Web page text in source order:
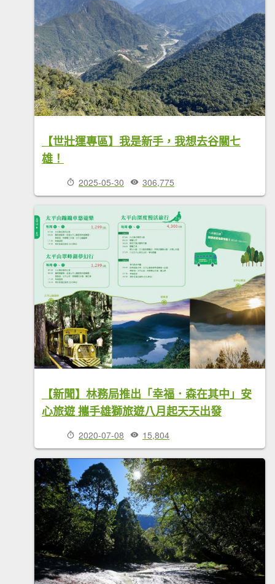
【世壯運專區】我是新手，我想去谷關七
雄！
2025-05-30 306,775
【新聞】林務局推出「幸福．森在其中」安
心旅遊 攜手雄獅旅遊八月起天天出發
2020-07-08 15,804